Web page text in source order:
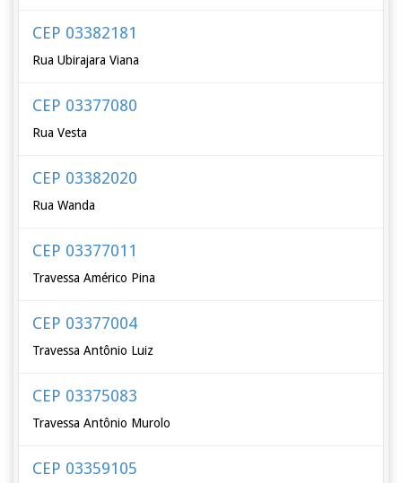
CEP 03382181
Rua Ubirajara Viana
CEP 03377080
Rua Vesta
CEP 03382020
Rua Wanda
CEP 03377011
Travessa Américo Pina
CEP 03377004
Travessa Antônio Luiz
CEP 03375083
Travessa Antônio Murolo
CEP 03359105